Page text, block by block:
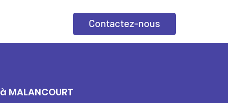
Contactez-nous